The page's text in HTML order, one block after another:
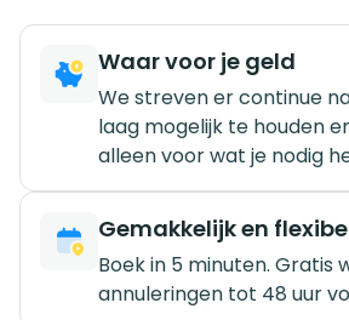
Waar voor je geld
We streven er continue
laag mogelijk te houden
alleen voor wat je nodig
Gemakkelijk en
Boek in 5 minuten. Gratis
annuleringen tot 48 uur